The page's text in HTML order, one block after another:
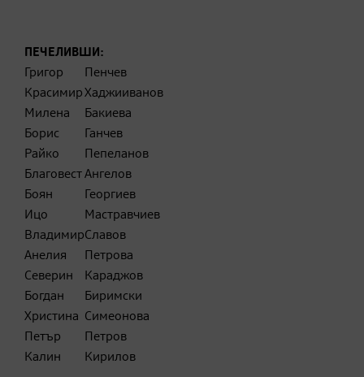
ПЕЧЕЛИВШИ:
Григор
Пенчев
КрасимирХаджииванов
Милена
Бакиева
Борис
Ганчев
Райко
Пепеланов
БлаговестАнгелов
Боян
Георгиев
Ицо
Мастравчиев
ВладимирСлавов
Анелия
Петрова
Северин
Караджов
Богдан
Биримски
Христина Симеонова
Петър
Петров
Калин
Кирилов